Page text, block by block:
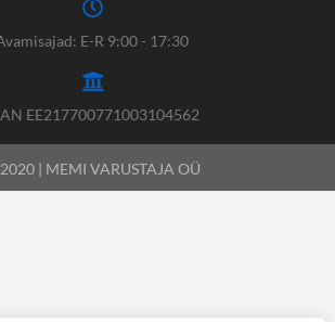
E-R 9:00 - 17:30
EE217700771003104562
| MEMI VARUSTAJA OÜ